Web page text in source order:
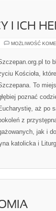
I ICH
MOŻLIWOŚĆ
to
Kościoła,
To
poznać
aż po
z
jak i
katolicka i